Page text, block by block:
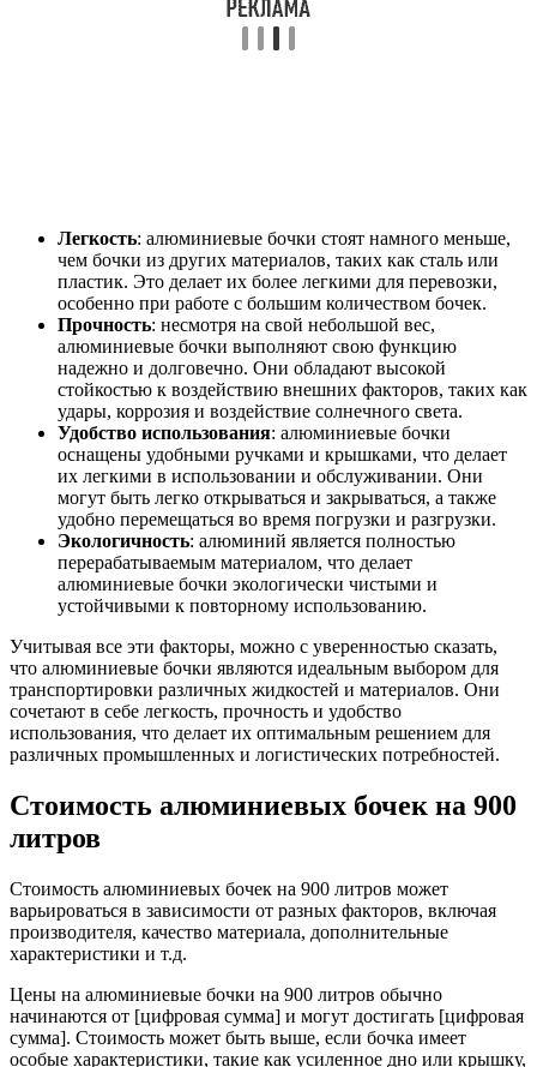
Легкость: алюминиевые бочки стоят намного меньше,
чем бочки из других материалов, таких как сталь или
пластик. Это делает их более легкими для перевозки,
особенно при работе с большим количеством бочек.
Прочность: несмотря на свой небольшой вес,
алюминиевые бочки выполняют свою функцию
надежно и долговечно. Они обладают высокой
стойкостью к воздействию внешних факторов, таких как
удары, коррозия и воздействие солнечного света.
Удобство использования: алюминиевые бочки
оснащены удобными ручками и крышками, что делает
их легкими в использовании и обслуживании. Они
могут быть легко открываться и закрываться, а также
удобно перемещаться во время погрузки и разгрузки.
Экологичность: алюминий является полностью
перерабатываемым материалом, что делает
алюминиевые бочки экологически чистыми и
устойчивыми к повторному использованию.
Учитывая все эти факторы, можно с уверенностью сказать,
что алюминиевые бочки являются идеальным выбором для
транспортировки различных жидкостей и материалов. Они
сочетают в себе легкость, прочность и удобство
использования, что делает их оптимальным решением для
различных промышленных и логистических потребностей.
Стоимость алюминиевых бочек на 900
литров
Стоимость алюминиевых бочек на 900 литров может
варьироваться в зависимости от разных факторов, включая
производителя, качество материала, дополнительные
характеристики и т.д.
Цены на алюминиевые бочки на 900 литров обычно
начинаются от [цифровая сумма] и могут достигать [цифровая
сумма]. Стоимость может быть выше, если бочка имеет
особые характеристики, такие как усиленное дно или крышку,